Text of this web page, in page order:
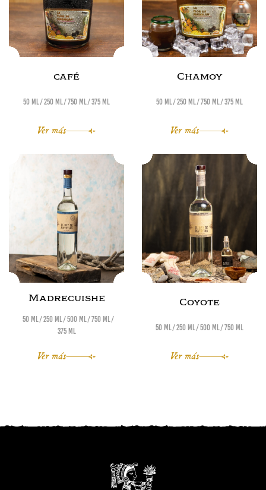
café
50 ml 250 ml 750 ml 375 ml
Ver más
Chamoy
50 ml 250 ml 750 ml 375 ml
Ver más
Madrecuishe
50 ml 250 ml 500 ml 750 ml
375 ml
Ver más
Coyote
50 ml 250 ml 500 ml 750 ml
Ver más